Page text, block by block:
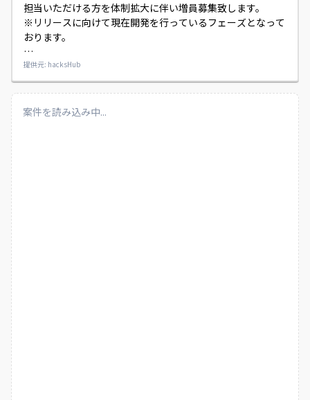
担当いただける方を体制拡大に伴い増員募集致します。
※リリースに向けて現在開発を行っているフェーズとなって
おります。
業務内容：
ディレクターとの要件調整／フロントエンド開発者との連携
SpringBoot + Kotlinを用いたAPIの設計・実装・運用／
MySQLでのデータベーステーブル設計
提供元: hacksHub
案件を読み込み中...